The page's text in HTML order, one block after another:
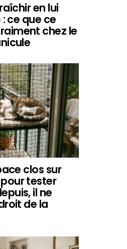
en lui
ce que ce
chez le
clos sur
tester
il ne
de la